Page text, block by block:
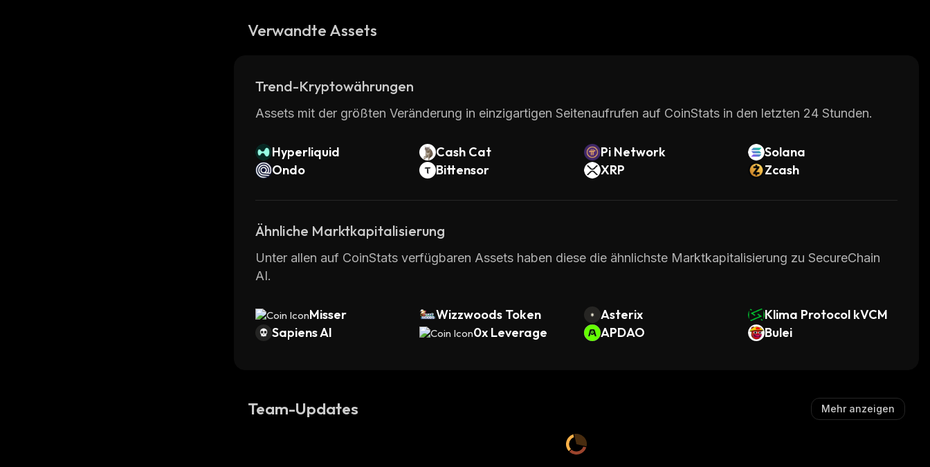
Verwandte Assets
Trend-Kryptowährungen
Assets mit der größten Veränderung in einzigartigen Seitenaufrufen auf CoinStats in den letzten 24 Stunden.
Hyperliquid Cash Cat Pi Network
Solana
Ondo
Bittensor XRP Zcash
Ähnliche Marktkapitalisierung
Unter allen auf CoinStats verfügbaren Assets haben diese die ähnlichste Marktkapitalisierung zu SecureChain
AI.
Misser Wizzwoods Token Asterix
Klima Protocol kVCM
Sapiens AI
0x Leverage APDAO Bulei
Team-Updates Mehr anzeigen